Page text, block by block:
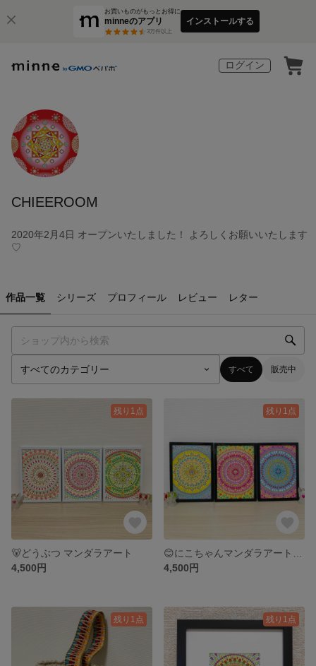
お買いものがもっとお得に
minneのアプリ
3万件以上
インストールする
ログイン
CHIEEROOM
2020年2月4日 オープンいたしました！ よろしくお願いいたします
♡
作品一覧 シリーズ プロフィール レビュー レター
すべて 販売中
残り1点
🐻どうぶつ マンダラアート
4,500円
残り1点
4,500円
残り1点 残り1点